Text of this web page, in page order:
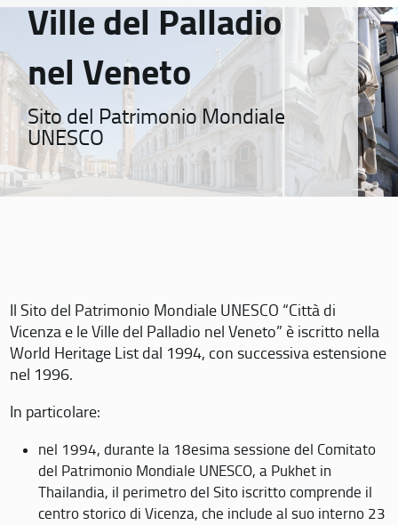
Ville del Palladio
nel Veneto
Sito del Patrimonio Mondiale
UNESCO
Il Sito del Patrimonio Mondiale UNESCO “Città di
Vicenza e le Ville del Palladio nel Veneto” è iscritto nella
World Heritage List dal 1994, con successiva estensione
nel 1996.
In particolare:
nel 1994, durante la 18esima sessione del Comitato
del Patrimonio Mondiale UNESCO, a Pukhet in
Thailandia, il perimetro del Sito iscritto comprende il
centro storico di Vicenza, che include al suo interno 23